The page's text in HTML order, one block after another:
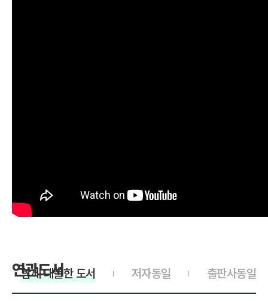
연관도서 출판사동일
저자동일
함께 대출한 도서